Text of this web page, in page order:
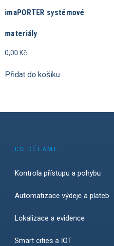
imaPORTER systémové
materiály
0,00 Kč
Přidat do košíku
CO DĚLÁME
Kontrola přístupu a pohybu
Automatizace výdeje a plateb
Lokalizace a evidence
Smart cities a IOT